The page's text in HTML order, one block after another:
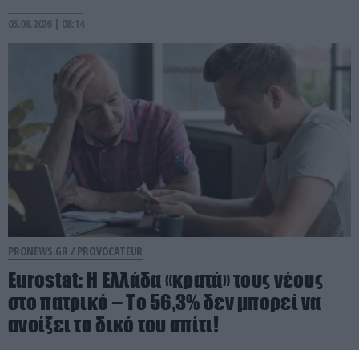
05.08.2026 | 08:14
PRONEWS.GR / PROVOCATEUR
Eurostat: Η Ελλάδα «κρατά» τους νέους
στο πατρικό – Το 56,3% δεν μπορεί να
ανοίξει το δικό του σπίτι!